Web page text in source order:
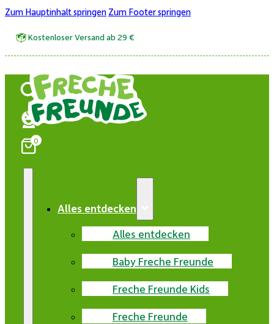
Zum Hauptinhalt springen Zum Footer springen
Kostenloser Versand ab 29 €
0
Alles entdecken
Alles entdecken
Baby Freche Freunde
Freche Freunde Kids
Freche Freunde